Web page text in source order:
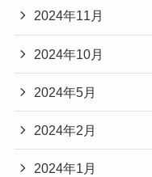
2024年11月
2024年10月
2024年5月
2024年2月
2024年1月